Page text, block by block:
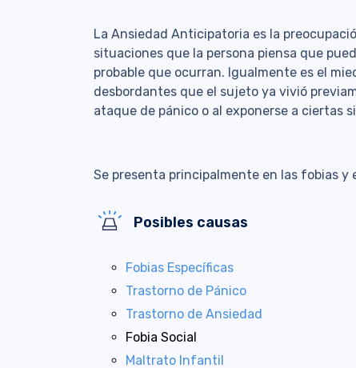
La Ansiedad Anticipatoria es la
situaciones que la persona piensa que
probable que ocurran. Igualmente es el
desbordantes que el sujeto ya vivió
ataque de pánico o al exponerse a ciertas
Se presenta principalmente en las fobias y
Posibles causas
Fobias Específicas
Trastorno de Pánico
Trastorno de Ansiedad
Fobia Social
Maltrato Infantil